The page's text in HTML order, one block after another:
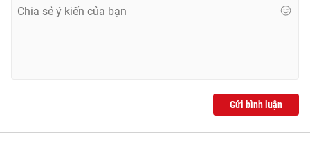
Gửi bình luận